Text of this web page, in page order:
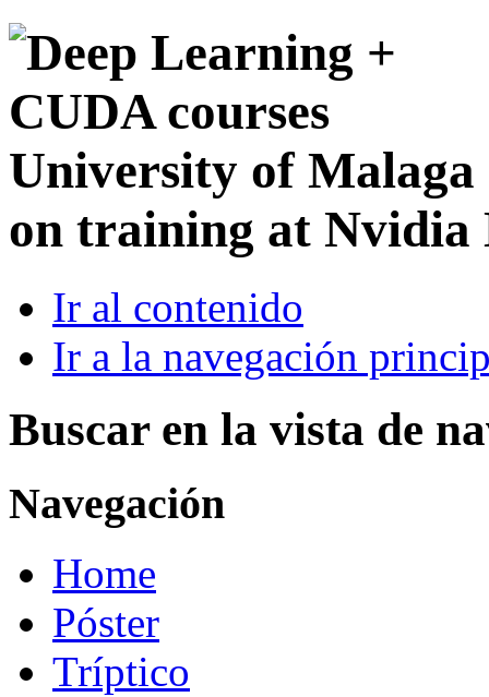
University of Malaga
on training at Nvidia
Ir al contenido
Ir a la navegación
Buscar en la vista de
Navegación
Home
Póster
Tríptico